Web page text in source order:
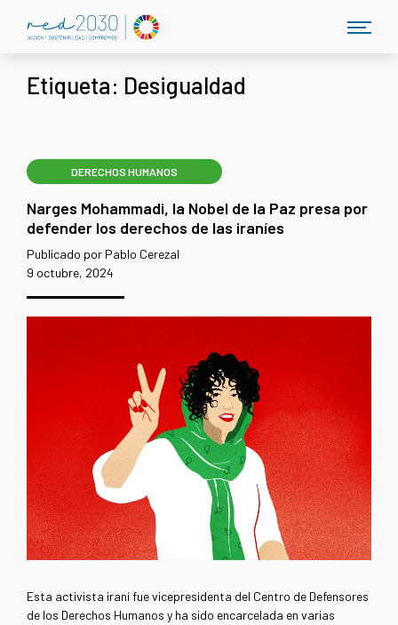
Etiqueta: Desigualdad
DERECHOS HUMANOS
Narges Mohammadi, la Nobel de la Paz presa por
defender los derechos de las iraníes
Publicado por Pablo Cerezal
9 octubre, 2024
Esta activista iraní fue vicepresidenta del Centro de Defensores
de los Derechos Humanos y ha sido encarcelada en varias